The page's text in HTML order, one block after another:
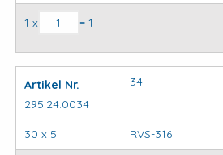
Kapbeugels DIN3567 (stel) model
1 x = 1
Artikel Nr.
295.24.0034
34
30 x 5 RVS-316